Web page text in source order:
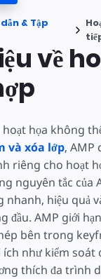
& Tập
về
họa không
và xóa lớp, AMP
riêng cho hoạt
nguyên tắc của
nhanh, hiệu quả
đầu. AMP giới
bên trong
ích như kiểm soát
thích đa trình